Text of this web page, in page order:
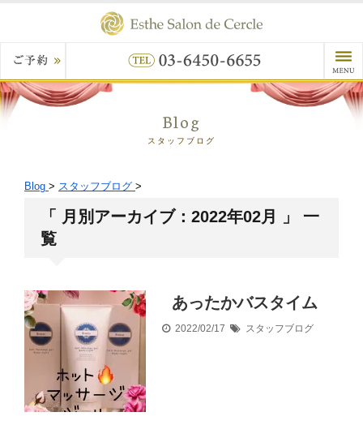
Blog
スタッフブログ
Blog > スタッフブログ >
「 月別アーカイブ：2022年02月 」 一
覧
あったかバスタイム
2022/02/17 スタッフブログ